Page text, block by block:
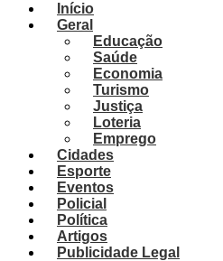
Início
Geral
Educação
Saúde
Economia
Turismo
Justiça
Loteria
Emprego
Cidades
Esporte
Eventos
Policial
Política
Artigos
Publicidade Legal